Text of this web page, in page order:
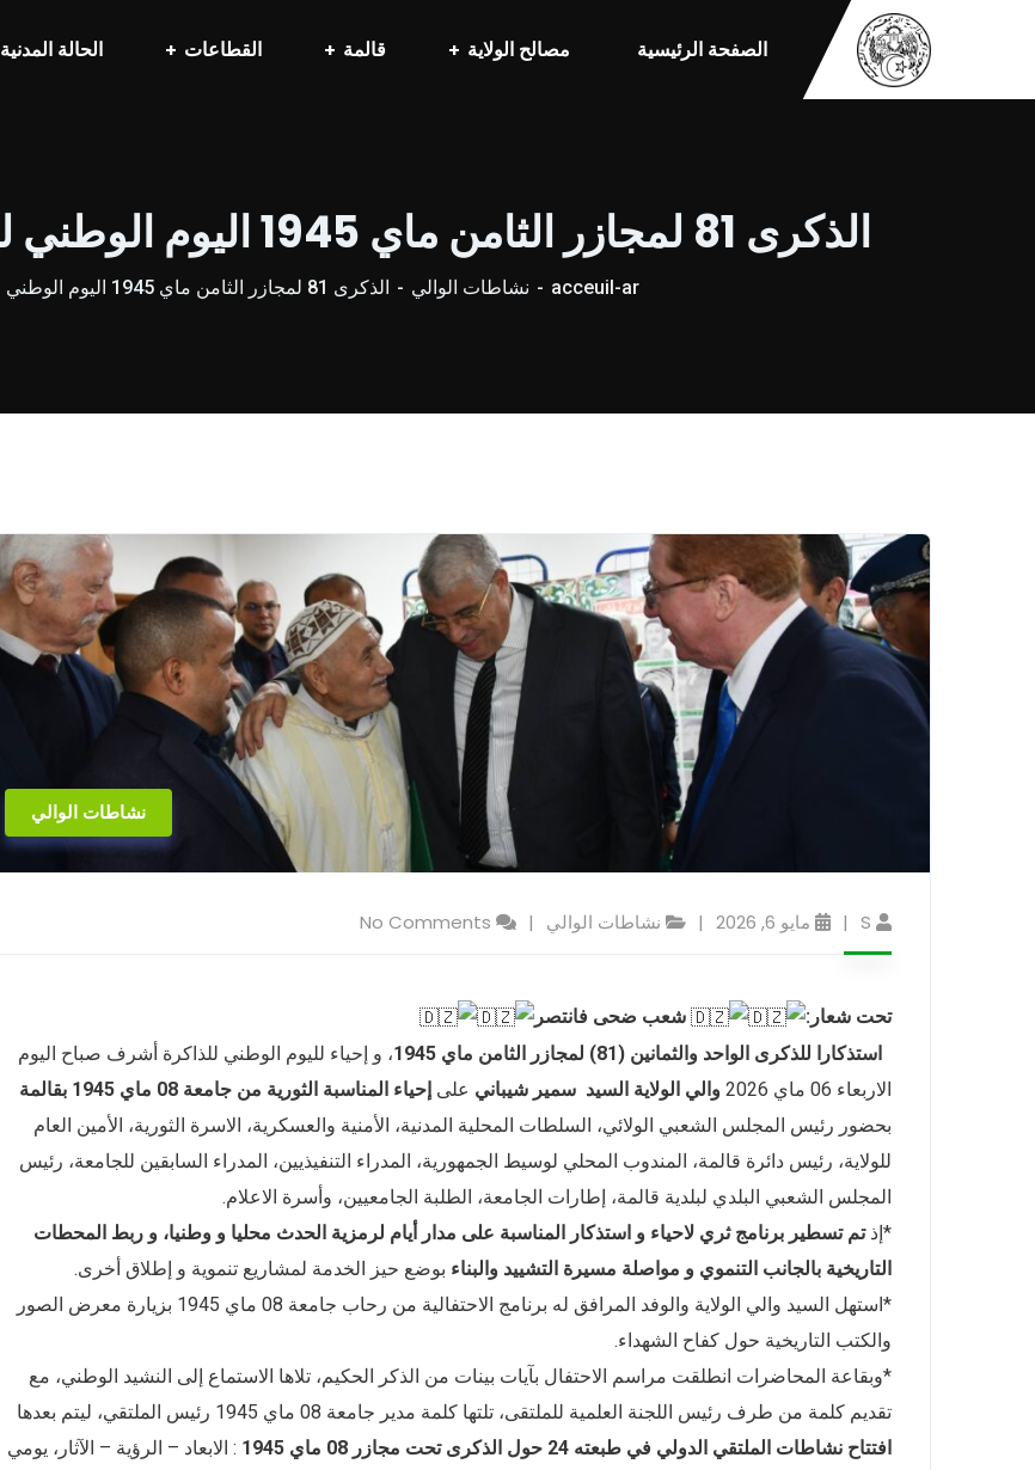
الصفحة الرئيسية مصالح الولاية قالمة القطاعات الحالة المدنية
الذكرى 81 لمجازر الثامن ماي 1945 اليوم الوطني للذاكرة (( اليوم الاول))
acceuil-ar نشاطات الوالي الذكرى 81 لمجازر الثامن ماي 1945 اليوم الوطني للذاكرة (( اليوم الاول))
نشاطات الوالي
S مايو 6, 2026 نشاطات الوالي No Comments
تحت شعار:
شعب ضحى فانتصر
استذكارا للذكرى الواحد والثمانين (81) لمجازر الثامن ماي 1945
، و إحياء لليوم الوطني للذاكرة أشرف صباح اليوم
الاربعاء 06 ماي 2026
والي الولاية السيد سمير شيباني على إحياء المناسبة الثورية من جامعة 08 ماي 1945 بقالمة
بحضور رئيس المجلس الشعبي الولائي، السلطات المحلية المدنية، الأمنية والعسكرية، الاسرة الثورية، الأمين العام
للولاية، رئيس دائرة قالمة، المندوب المحلي لوسيط الجمهورية، المدراء التنفيذيين، المدراء السابقين للجامعة، رئيس
المجلس الشعبي البلدي لبلدية قالمة، إطارات الجامعة، الطلبة الجامعيين، وأسرة الاعلام.
*إذتم تسطير برنامج ثري لاحياء و استذكار المناسبة على مدار أيام لرمزية الحدث محليا و وطنيا، و ربط المحطات
التاريخية بالجانب التنموي و مواصلة مسيرة التشييد والبناء بوضع حيز الخدمة لمشاريع تنموية و إطلاق أخرى.
*استهل السيد والي الولاية والوفد المرافق له برنامج الاحتفالية من رحاب جامعة 08 ماي 1945 بزيارة معرض الصور
والكتب التاريخية حول كفاح الشهداء.
*وبقاعة المحاضرات انطلقت مراسم الاحتفال بآيات بينات من الذكر الحكيم، تلاها الاستماع إلى النشيد الوطني، مع
تقديم كلمة من طرف رئيس اللجنة العلمية للملتقى، تلتها كلمة مدير جامعة 08 ماي 1945 رئيس الملتقي، ليتم بعدها
افتتاح نشاطات الملتقي الدولي في طبعته 24 حول الذكرى تحت مجازر 08 ماي 1945
: الابعاد – الرؤية – الآثار، يومي